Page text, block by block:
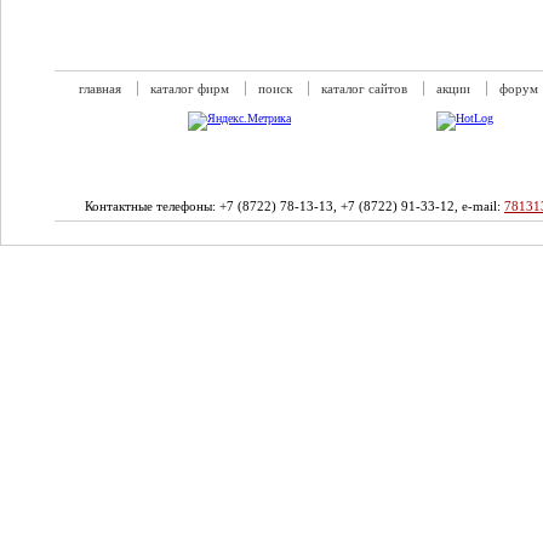
главная каталог фирм поиск каталог сайтов акции форум
Контактные телефоны: +7 (8722) 78-13-13, +7 (8722) 91-33-12, e-mail: